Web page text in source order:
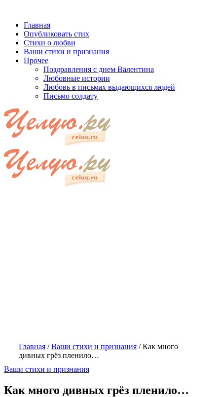
Главная
Опубликовать стих
Стихи о любви
Ваши стихи и признания
Прочее
Поздравления с днем Валентина
Любовные истории
Любовь в письмах выдающихся людей
Письмо солдату
Главная /Ваши стихи и признания /Как много
дивных грёз пленило…
Ваши стихи и признания
Как много дивных грёз пленило…